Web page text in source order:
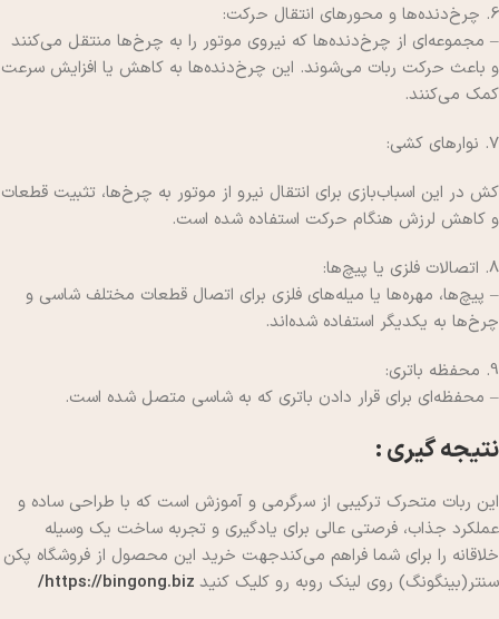
6. چرخ‌دنده‌ها و محورهای انتقال حرکت:
– مجموعه‌ای از چرخ‌دنده‌ها که نیروی موتور را به چرخ‌ها منتقل می‌کنند
و باعث حرکت ربات می‌شوند. این چرخ‌دنده‌ها به کاهش یا افزایش سرعت
کمک می‌کنند.
7. نوارهای کشی:
کش در این اسباب‌بازی برای انتقال نیرو از موتور به چرخ‌ها، تثبیت قطعات
و کاهش لرزش هنگام حرکت استفاده شده است.
8. اتصالات فلزی یا پیچ‌ها:
– پیچ‌ها، مهره‌ها یا میله‌های فلزی برای اتصال قطعات مختلف شاسی و
چرخ‌ها به یکدیگر استفاده شده‌اند.
9. محفظه باتری:
– محفظه‌ای برای قرار دادن باتری که به شاسی متصل شده است.
نتیجه گیری :
این ربات متحرک ترکیبی از سرگرمی و آموزش است که با طراحی ساده و
عملکرد جذاب، فرصتی عالی برای یادگیری و تجربه ساخت یک وسیله
خلاقانه را برای شما فراهم می‌کندجهت خرید این محصول از فروشگاه پکن
سنتر(بینگونگ) روی لینک روبه رو کلیک کنید